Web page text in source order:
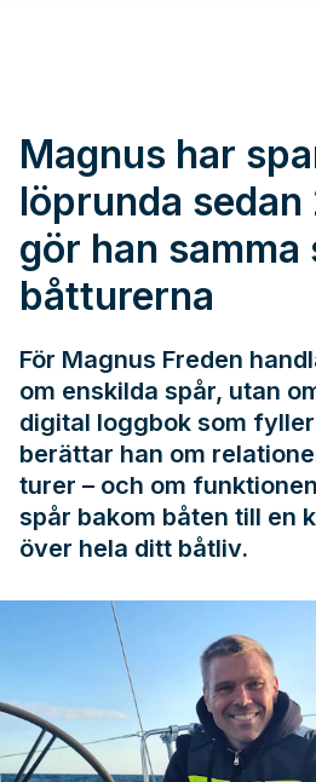
Magnus har
löprunda sedan
gör han samma
båtturerna
För Magnus Freden
om enskilda spår, utan
digital loggbok som
berättar han om
turer – och om
spår bakom båten till en
över hela ditt båtliv.